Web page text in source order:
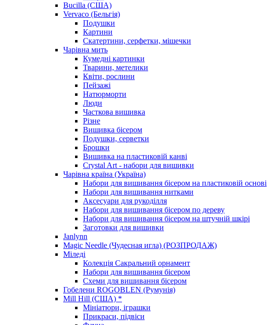
Bucilla (США)
Vervaco (Бельгія)
Подушки
Картини
Скатертини, серфетки, мішечки
Чарiвна мить
Кумедні картинки
Тварини, метелики
Квіти, рослини
Пейзажі
Натюрморти
Люди
Часткова вишивка
Різне
Вишивка бісером
Подушки, серветки
Брошки
Вишивка на пластиковій канві
Crystal Art - набори для вишивки
Чарівна країна (Україна)
Набори для вишивання бісером на пластиковій основі
Набори для вишивання нитками
Аксесуари для рукоділля
Набори для вишивання бісером по дереву
Набори для вишивання бісером на штучній шкірі
Заготовки для вишивки
Janlynn
Magic Needle (Чудесная игла) (РОЗПРОДАЖ)
Міледі
Колекція Сакральний орнамент
Набори для вишивання бісером
Схеми для вишивання бісером
Гобелени ROGOBLEN (Румунія)
Mill Hill (США) *
Мініатюри, іграшки
Прикраси, підвіси